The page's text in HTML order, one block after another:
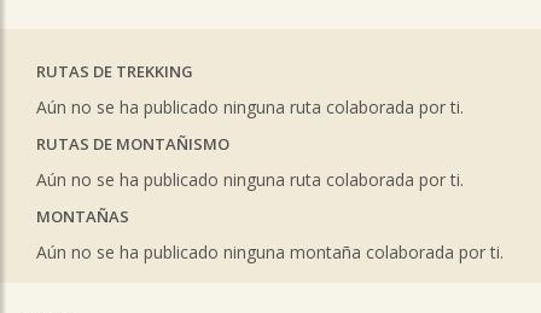
RUTAS DE TREKKING
Aún no se ha publicado ninguna ruta colaborada por ti.
RUTAS DE MONTAÑISMO
Aún no se ha publicado ninguna ruta colaborada por ti.
MONTAÑAS
Aún no se ha publicado ninguna montaña colaborada por ti.